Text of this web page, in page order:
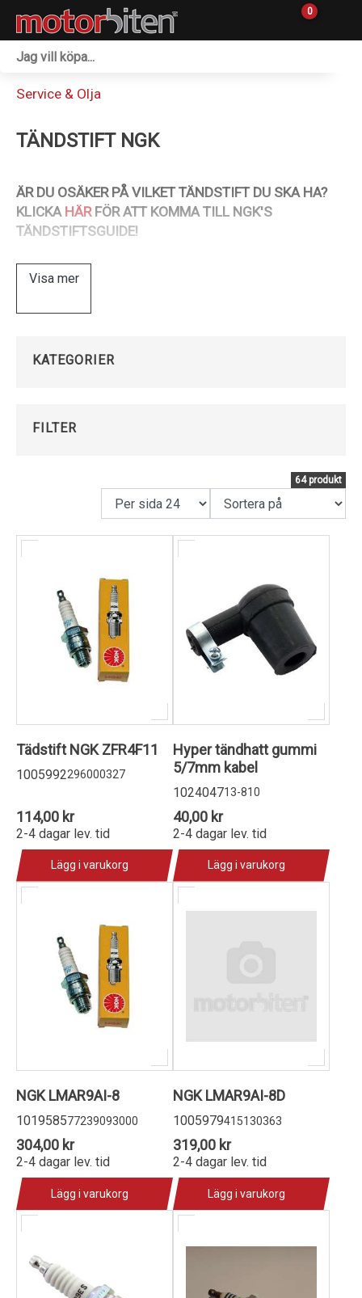
0
Service & Olja
TÄNDSTIFT NGK
ÄR DU OSÄKER PÅ VILKET TÄNDSTIFT DU SKA HA?
KLICKA HÄRFÖR ATT KOMMA TILL NGK'S
TÄNDSTIFTSGUIDE!
Visa mer
KATEGORIER
FILTER
64 produkt
Tädstift NGK ZFR4F11
1005992296000327
114,00 kr
2-4 dagar lev. tid
Lägg i varukorg
Hyper tändhatt gummi
5/7mm kabel
102404713-810
40,00 kr
2-4 dagar lev. tid
Lägg i varukorg
NGK LMAR9AI-8
101958577239093000
304,00 kr
2-4 dagar lev. tid
Lägg i varukorg
NGK LMAR9AI-8D
1005979415130363
319,00 kr
2-4 dagar lev. tid
Lägg i varukorg